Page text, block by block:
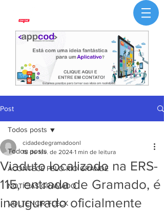
Post
Todos posts
ACONTECE PELO RIO GRANDE
NOTÍCIAS GRAMADO
VOLTENCIR FLECK
Todos posts
Viaduto localizado na ERS-
115, entrada de Gramado, é
inaugurado oficialmente
cidadedegramadoonl
18 de fev. de 2024 1 min de leitura